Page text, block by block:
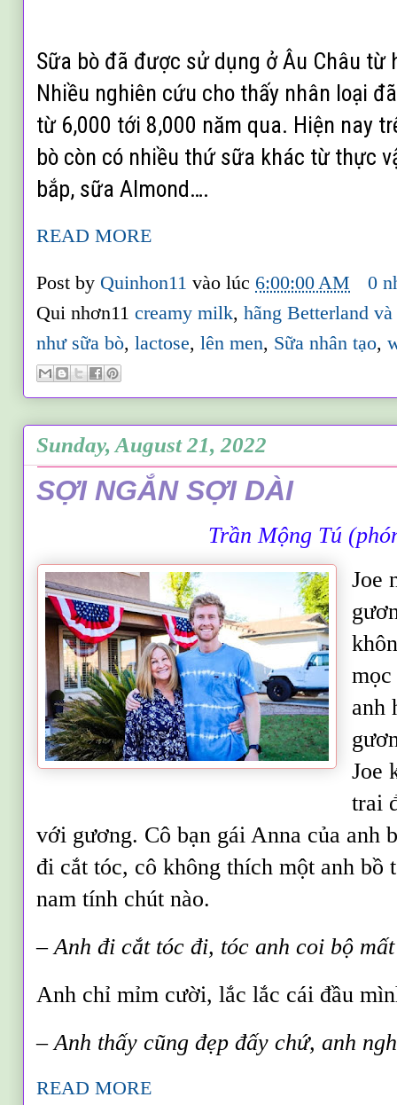
Sữa bò đã được sử dụng ở Âu Châu
Nhiều nghiên cứu cho thấy nhân loại
từ 6,000 tới 8,000 năm qua. Hiện nay
bò còn có nhiều thứ sữa khác từ thực
bắp, sữa Almond….
READ MORE
Post by Quinhon11vào lúc 6:00:00 AM
0
Qui nhơn11creamy milk,hãng Betterland
như sữa bò,lactose,lên men, Sữa nhân tạo,
Sunday, August 21, 2022
SỢI NGẮN SỢI DÀI
Trần Mộng Tú (p
Joe
anh
Joe
trai
với gương. Cô bạn gái Anna của anh
đi cắt tóc, cô không thích một anh bồ
nam tính chút nào.
– Anh đi cắt tóc đi, tóc anh coi bộ
Anh chỉ mỉm cười, lắc lắc cái đầu
– Anh thấy cũng đẹp đấy chứ, anh
READ MORE